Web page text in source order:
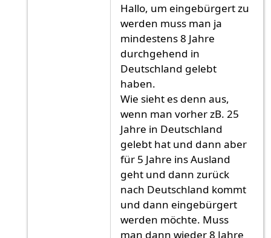
Hallo, um eingebürgert zu
werden muss man ja
mindestens 8 Jahre
durchgehend in
Deutschland gelebt
haben.
Wie sieht es denn aus,
wenn man vorher zB. 25
Jahre in Deutschland
gelebt hat und dann aber
für 5 Jahre ins Ausland
geht und dann zurück
nach Deutschland kommt
und dann eingebürgert
werden möchte. Muss
man dann wieder 8 Jahre